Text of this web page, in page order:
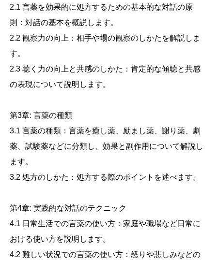
2.1 言薬を効果的に処方するための基本的な対話の原
則：対話の基本を概説します。
2.2 観察力の向上：相手や場の観察のしかたを解説しま
す。
2.3 聴く力の向上と共感のしかた：肯定的な傾聴と共感
の表現について説明します。
第3章: 言薬の種類
3.1 言薬の種類：言薬を癒し薬、励まし薬、謝り薬、劇
薬、試験薬などに分類し、効果と副作用について解説し
ます。
3.2 処方のしかた：処方する際のポイントを述べます。
第4章: 実践的な対話のテクニック
4.1 日常生活での言薬の使い方：家庭や職場など日常に
おける使い方を説明します。
4.2 難しい状況での言薬の使い方：怒りや悲しみなどの